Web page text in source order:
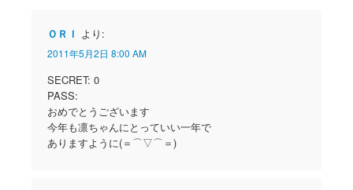
ＯＲＩ より:
2011年5月2日 8:00 AM
SECRET: 0
PASS:
おめでとうございます
今年も凛ちゃんにとっていい一年で
ありますように(＝⌒▽⌒＝)